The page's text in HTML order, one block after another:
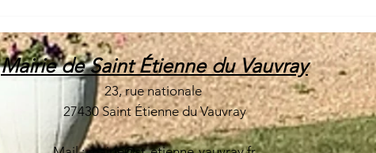
sécheresse ⚠️
déchèterie
Mairie de Saint Étienne du Vauvray
23, rue nationale
27430 Saint Étienne du Vauvray